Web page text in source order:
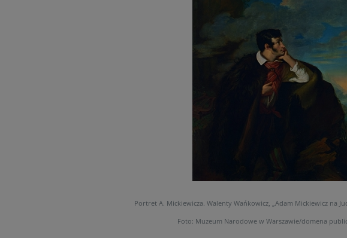
Portret A. Mickiewicza. Walenty Wańkowicz, „Adam Mickiewicz na
Foto: Muzeum Narodowe w Warszawie/domena